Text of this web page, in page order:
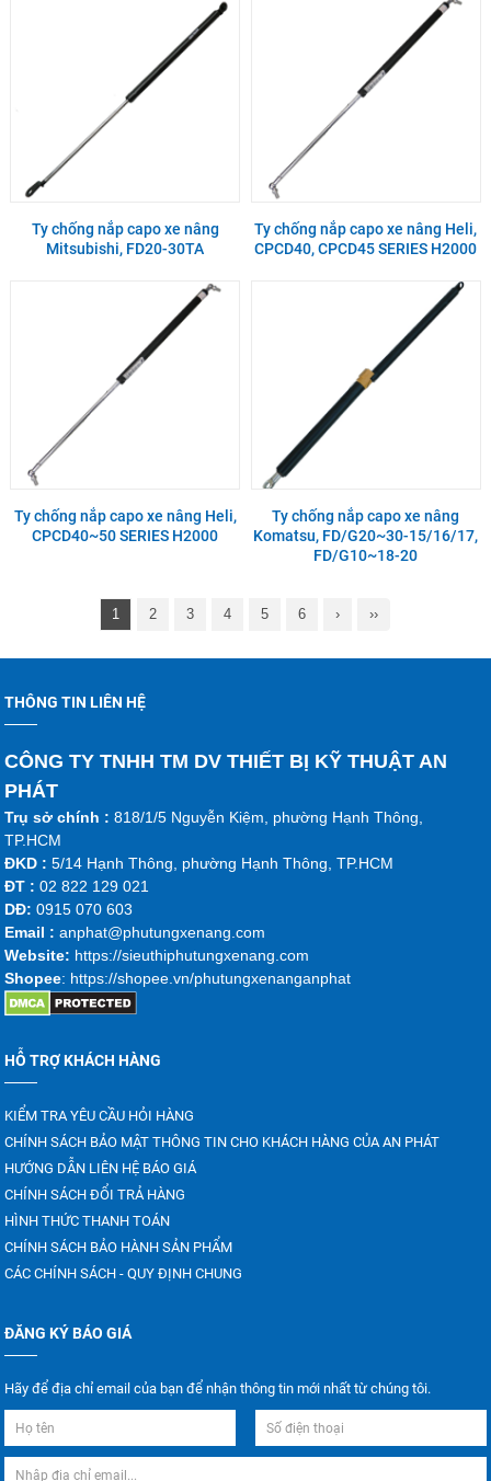
Ty chống nắp capo xe nâng
Mitsubishi, FD20-30TA
Ty chống nắp capo xe nâng Heli,
CPCD40, CPCD45 SERIES H2000
Ty chống nắp capo xe nâng Heli,
CPCD40~50 SERIES H2000
Ty chống nắp capo xe nâng
Komatsu, FD/G20~30-15/16/17,
FD/G10~18-20
1 2 3 4 5 6 › ››
THÔNG TIN LIÊN HỆ
CÔNG TY TNHH TM DV THIẾT BỊ KỸ THUẬT AN
PHÁT
Trụ sở chính : 818/1/5 Nguyễn Kiệm, phường Hạnh Thông,
TP.HCM
ĐKD :5/14 Hạnh Thông, phường Hạnh Thông, TP.HCM
ĐT : 02 822 129 021
DĐ:0915 070 603
Email :anphat@phutungxenang.com
Website: https://sieuthiphutungxenang.com
Shopee: https://shopee.vn/phutungxenanganphat
HỖ TRỢ KHÁCH HÀNG
KIỂM TRA YÊU CẦU HỎI HÀNG
CHÍNH SÁCH BẢO MẬT THÔNG TIN CHO KHÁCH HÀNG CỦA AN PHÁT
HƯỚNG DẪN LIÊN HỆ BÁO GIÁ
CHÍNH SÁCH ĐỔI TRẢ HÀNG
HÌNH THỨC THANH TOÁN
CHÍNH SÁCH BẢO HÀNH SẢN PHẨM
CÁC CHÍNH SÁCH - QUY ĐỊNH CHUNG
ĐĂNG KÝ BÁO GIÁ
Hãy để địa chỉ email của bạn để nhận thông tin mới nhất từ chúng tôi.